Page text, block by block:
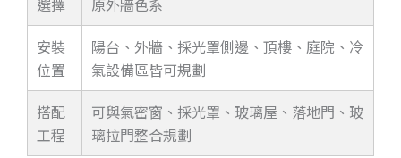
安裝
位置
陽台、外牆、採光罩側邊、頂樓、庭院、冷
氣設備區皆可規劃
搭配
工程
可與氣密窗、採光罩、玻璃屋、落地門、玻
璃拉門整合規劃